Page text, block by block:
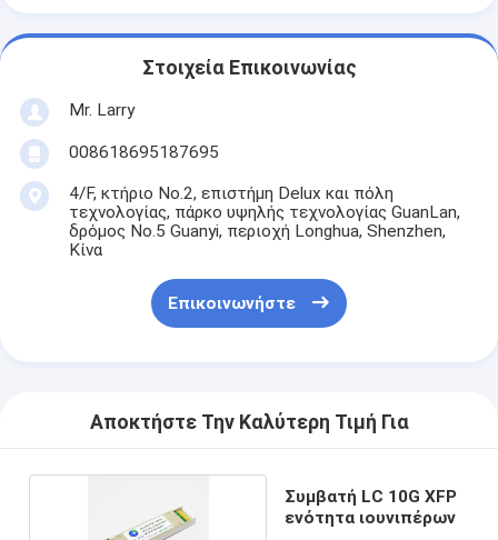
Στοιχεία Επικοινωνίας
Mr. Larry
008618695187695
4/F, κτήριο No.2, επιστήμη Delux και πόλη
τεχνολογίας, πάρκο υψηλής τεχνολογίας GuanLan,
δρόμος No.5 Guanyi, περιοχή Longhua, Shenzhen,
Κίνα
Επικοινωνήστε
Αποκτήστε Την Καλύτερη Τιμή Για
Συμβατή LC 10G XFP
ενότητα ιουνιπέρων